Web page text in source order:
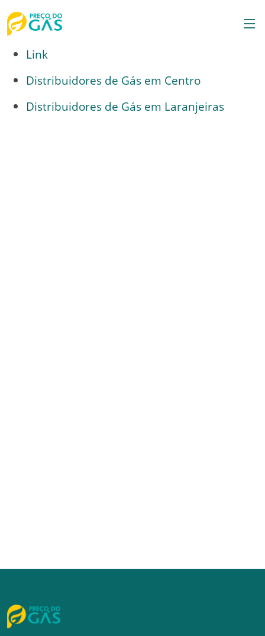
Link
Distribuidores de Gás em Centro
Distribuidores de Gás em Laranjeiras